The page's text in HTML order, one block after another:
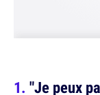
"Je peux